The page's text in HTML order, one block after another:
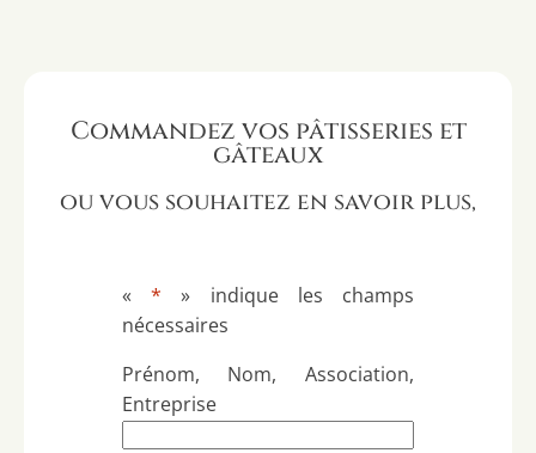
Commandez vos pâtisseries et
gâteaux
ou vous souhaitez en savoir plus,
«* » indique les champs
nécessaires
Prénom, Nom, Association,
Entreprise